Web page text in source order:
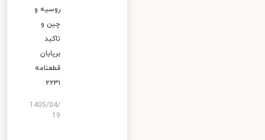
روسیه و
چین و
تاکید
برپایان
قطعنامه
۲۲۳۱
1405/04/
19